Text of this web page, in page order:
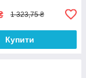
1 323,75 ₴
Купити